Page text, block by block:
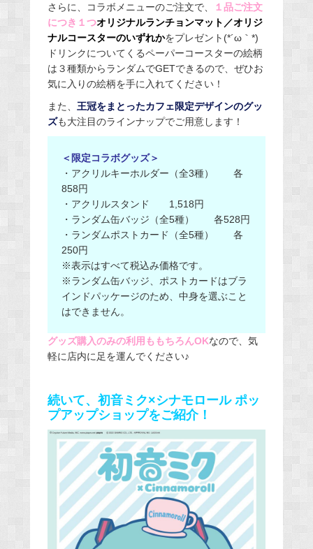
さらに、コラボメニューのご注文で、
１品ご注文
につき１つオリジナルランチョンマット／オリジ
ナルコースターのいずれかをプレゼント(*´ω｀*)
ドリンクについてくるペーパーコースターの絵柄
は３種類からランダムでGETできるので、ぜひお
気に入りの絵柄を手に入れてください！
また、 王冠をまとったカフェ限定デザインのグッ
ズも大注目のラインナップでご用意します！
＜限定コラボグッズ＞
・アクリルキーホルダー（全3種） 各
858円
・アクリルスタンド 1,518円
・ランダム缶バッジ（全5種） 各528円
・ランダムポストカード（全5種） 各
250円
※表示はすべて税込み価格です。
※ランダム缶バッジ、ポストカードはブラ
インドパッケージのため、中身を選ぶこと
はできません。
グッズ購入のみの利用ももちろんOKなので、気
軽に店内に足を運んでください♪
続いて、初音ミク×シナモロール ポッ
プアップショップをご紹介！